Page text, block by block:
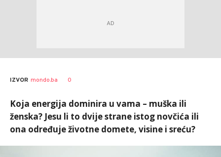
IZVOR mondo.ba 0
Koja energija dominira u vama – muška ili
ženska? Jesu li to dvije strane istog novčića ili
ona određuje životne domete, visine i sreću?